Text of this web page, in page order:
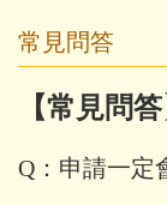
常見問答
【常見問答
Q：申請一定